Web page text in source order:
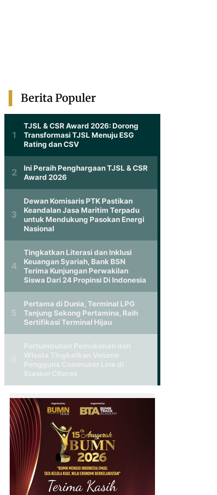
Berita Populer